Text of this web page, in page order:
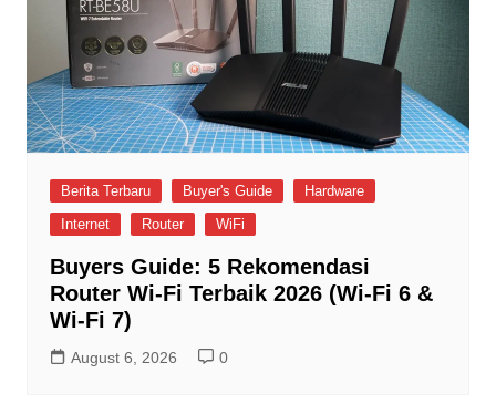
Berita Terbaru Buyer's Guide
Hardware
Internet
Router WiFi
Buyers Guide: 5 Rekomendasi
Router Wi-Fi Terbaik 2026 (Wi-Fi 6 &
Wi-Fi 7)
August 6, 2026 0